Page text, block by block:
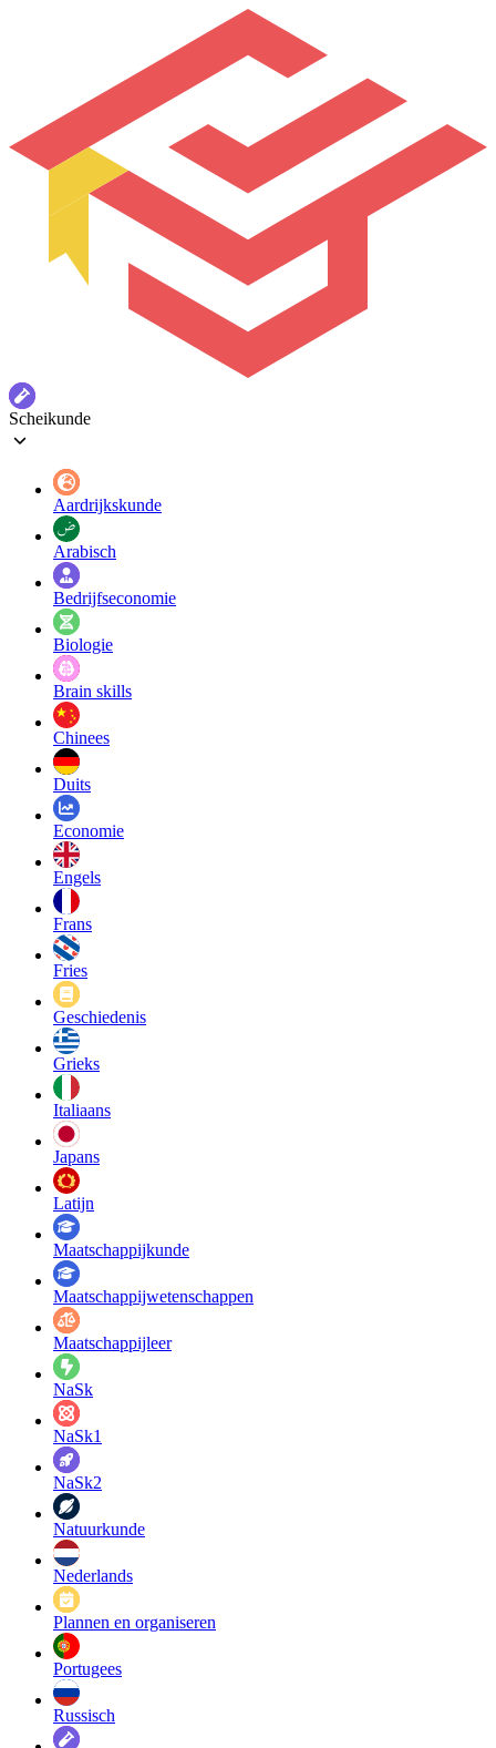
Scheikunde
Aardrijkskunde
Arabisch
Bedrijfseconomie
Biologie
Brain skills
Chinees
Duits
Economie
Engels
Frans
Fries
Geschiedenis
Grieks
Italiaans
Japans
Latijn
Maatschappij­kunde
Maatschappij­wetenschappen
Maatschappijleer
NaSk
NaSk1
NaSk2
Natuurkunde
Nederlands
Plannen en organiseren
Portugees
Russisch